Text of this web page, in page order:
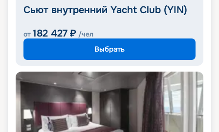
Сьют внутренний Yacht Club (YIN)
от 182 427 ₽ /чел
Выбрать